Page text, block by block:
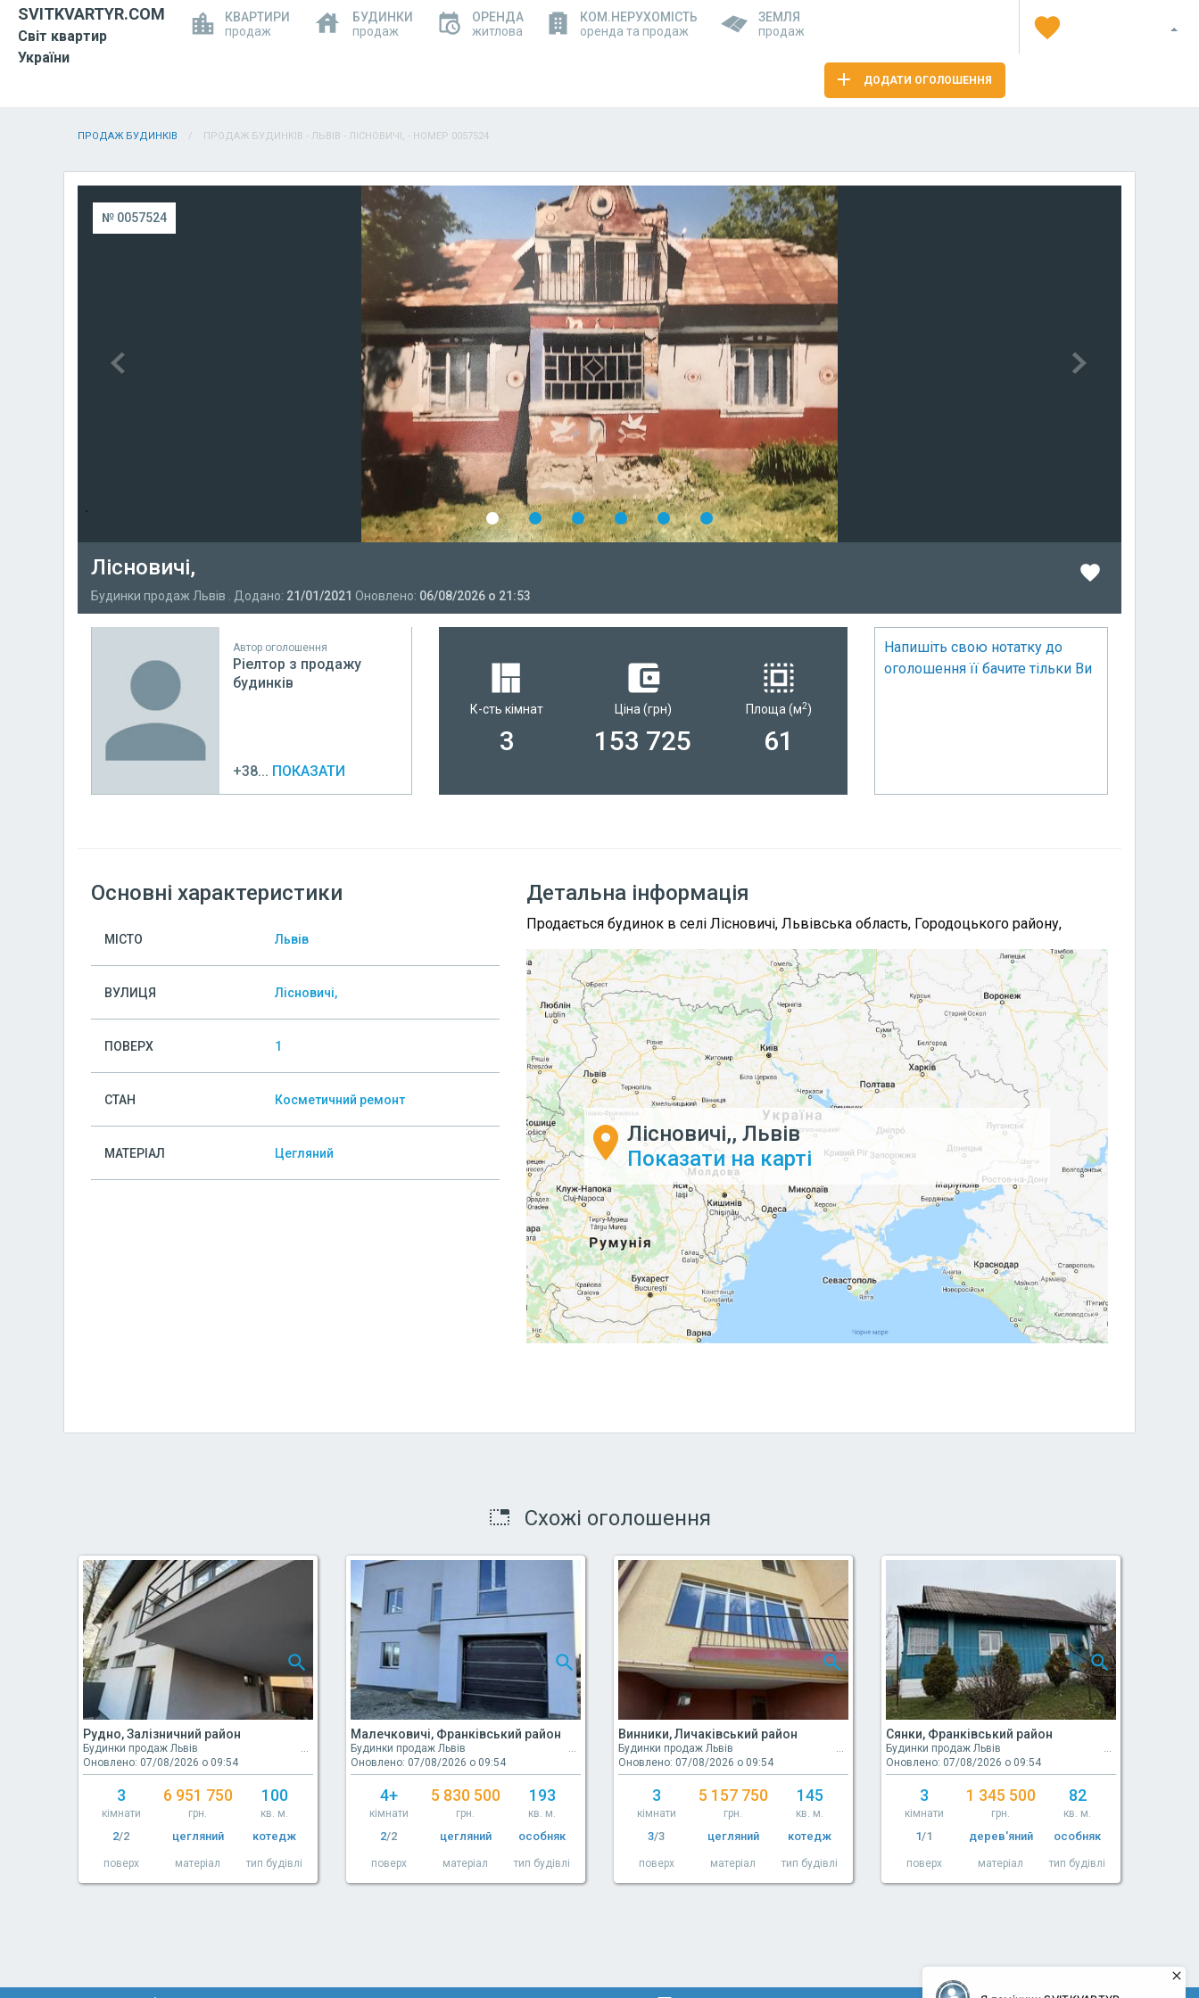
SVITKVARTYR.COM
Світ квартир
України
КВАРТИРИ
продаж
БУДИНКИ
продаж
ОРЕНДА
житлова
КОМ.НЕРУХОМІСТЬ
оренда та продаж
ЗЕМЛЯ
продаж
ДОДАТИ ОГОЛОШЕННЯ
ПРОДАЖ БУДИНКІВ ПРОДАЖ БУДИНКІВ - ЛЬВІВ - ЛІСНОВИЧІ, - НОМЕР 0057524
№ 0057524
Лісновичі,
Будинки продаж Львів . Додано: 21/01/2021 Оновлено: 06/08/2026 о 21:53
Автор оголошення
Ріелтор з продажу
будинків
+38... ПОКАЗАТИ
К-сть кімнат
3
Ціна (грн)
153 725
Площа(м2)
61
Напишіть свою нотатку до
оголошення її бачите тільки Ви
Основні характеристики
МІСТО Львів
ВУЛИЦЯ Лісновичі,
ПОВЕРХ 1
СТАН Косметичний ремонт
МАТЕРІАЛ Цегляний
Детальна інформація
Продається будинок в селі Лісновичі, Львівська область, Городоцького району,
Лісновичі,, Львів
Показати на карті
Схожі оголошення
Рудно, Залізничний район
Будинки продаж Львів
Оновлено: 07/08/2026 о 09:54
3
кімнати
6 951 750
грн.
100
кв. м.
2/2
поверх
цегляний
матеріал
котедж
тип будівлі
Малечковичі, Франківський район
Будинки продаж Львів
Оновлено: 07/08/2026 о 09:54
4+
кімнати
5 830 500
грн.
193
кв. м.
2/2
поверх
цегляний
матеріал
особняк
тип будівлі
Винники, Личаківський район
Будинки продаж Львів
Оновлено: 07/08/2026 о 09:54
3
кімнати
5 157 750
грн.
145
кв. м.
3/3
поверх
цегляний
матеріал
котедж
тип будівлі
Сянки, Франківський район
Будинки продаж Львів
Оновлено: 07/08/2026 о 09:54
3
кімнати
1 345 500
грн.
82
кв. м.
1/1
поверх
дерев'яний
матеріал
особняк
тип будівлі